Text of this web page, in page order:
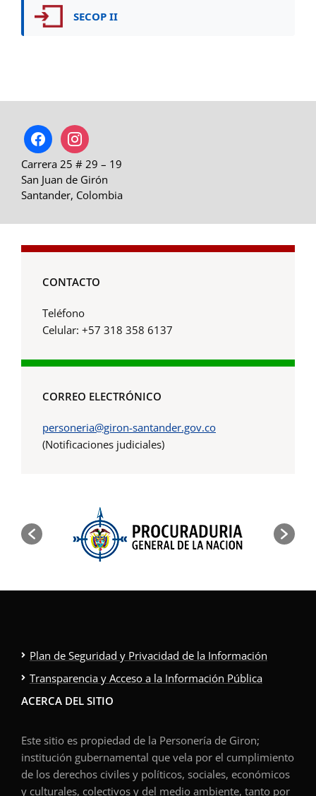
SECOP II
facebookinstagram
Carrera 25 # 29 – 19
San Juan de Girón
Santander, Colombia
CONTACTO
Teléfono
Celular: +57 318 358 6137
CORREO ELECTRÓNICO
personeria@giron-santander.gov.co
(Notificaciones judiciales)
Plan de Seguridad y Privacidad de la Información
Transparencia y Acceso a la Información Pública
ACERCA DEL SITIO
Este sitio es propiedad de la Personería de Giron;
institución gubernamental que vela por el cumplimiento
de los derechos civiles y políticos, sociales, económicos
y culturales, colectivos y del medio ambiente, tanto por